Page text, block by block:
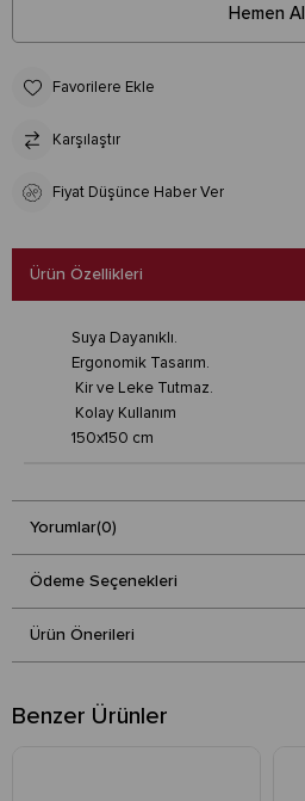
Favorilere Ekle
Karşılaştır
Fiyat Düşünce Haber Ver
Ürün Özellikleri
Suya Dayanıklı.
Ergonomik Tasarım.
Kir ve Leke Tutmaz.
Kolay Kullanım
150x150 cm
Yorumlar(0)
Ödeme Seçenekleri
Ürün Önerileri
Benzer Ürünler